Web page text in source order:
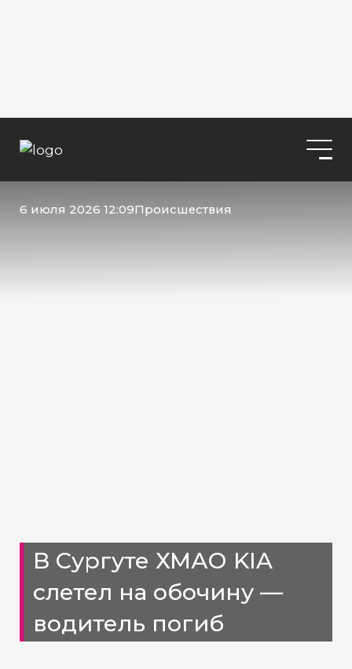
6 июля 2026 12:09Происшествия
В Сургуте ХМАО KIA
слетел на обочину —
водитель погиб